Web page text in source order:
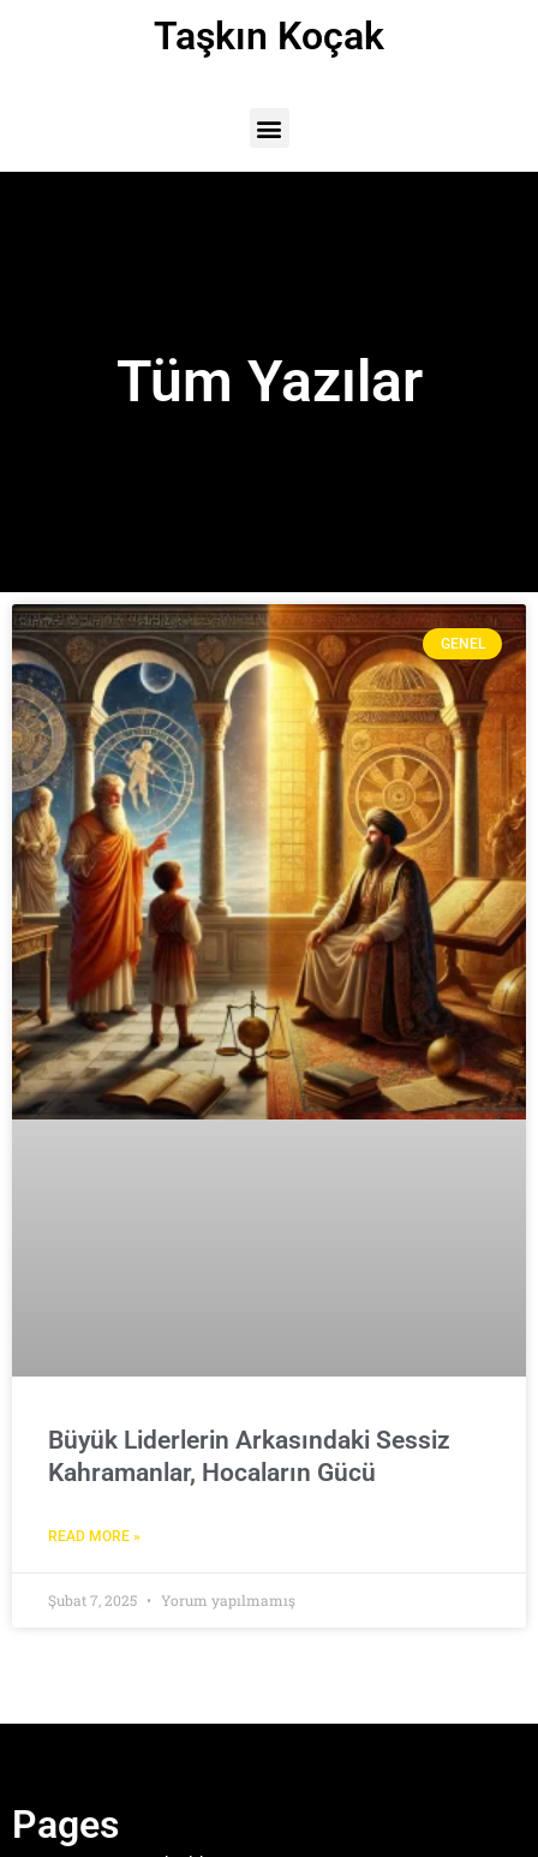
Taşkın Koçak
Tüm Yazılar
GENEL
Büyük Liderlerin Arkasındaki Sessiz
Kahramanlar, Hocaların Gücü
READ MORE »
Şubat 7, 2025 Yorum yapılmamış
Pages